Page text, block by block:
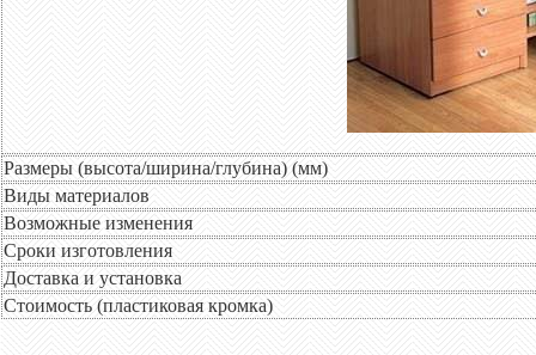
Размеры (высота/ширина/глубина) (мм)
Виды материалов
Возможные изменения
Сроки изготовления
Доставка и установка
Стоимость (пластиковая кромка)